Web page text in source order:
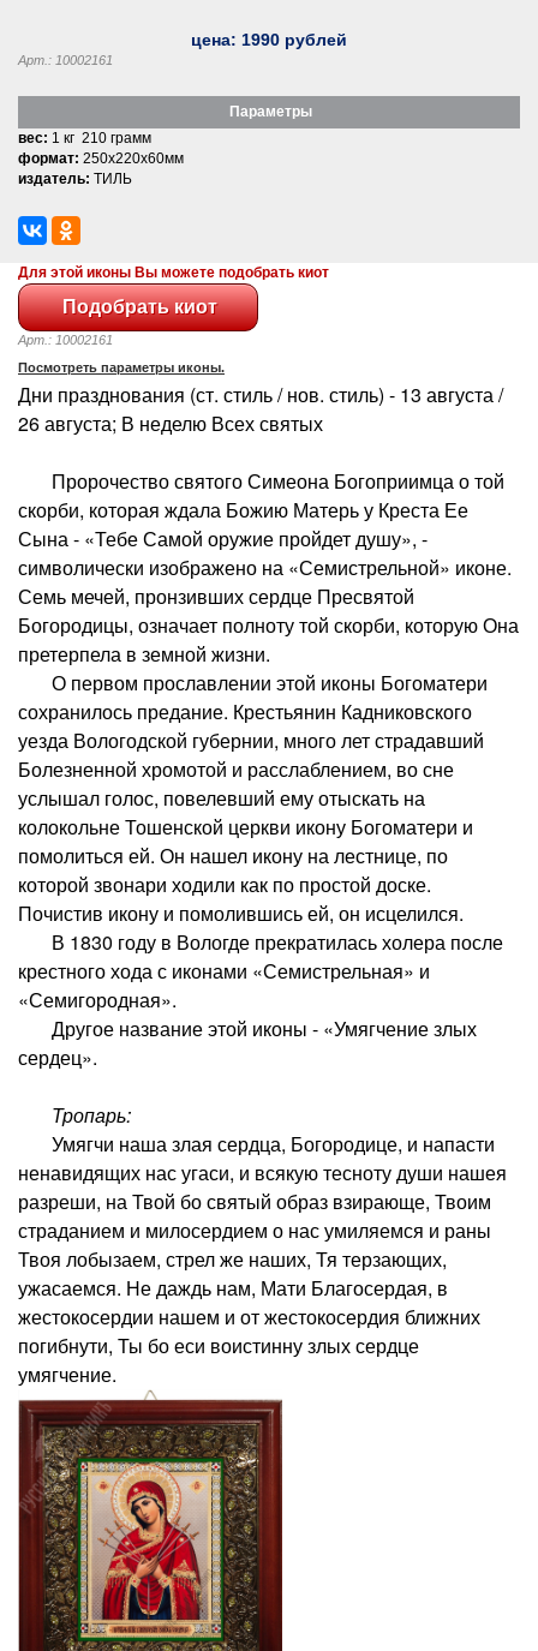
цена: 1990 рублей
Арт.: 10002161
Параметры
вес: 1 кг 210 грамм
формат: 250x220x60мм
издатель: ТИЛЬ
Для этой иконы Вы можете подобрать киот
Арт.: 10002161
Посмотреть параметры иконы.
Дни празднования (ст. стиль / нов. стиль) - 13 августа /
26 августа; В неделю Всех святых
Пророчество святого Симеона Богоприимца о той
скорби, которая ждала Божию Матерь у Креста Ее
Сына - «Тебе Самой оружие пройдет душу», -
символически изображено на «Семистрельной» иконе.
Семь мечей, пронзивших сердце Пресвятой
Богородицы, означает полноту той скорби, которую Она
претерпела в земной жизни.
О первом прославлении этой иконы Богоматери
сохранилось предание. Крестьянин Кадниковского
уезда Вологодской губернии, много лет страдавший
Болезненной хромотой и расслаблением, во сне
услышал голос, повелевший ему отыскать на
колокольне Тошенской церкви икону Богоматери и
помолиться ей. Он нашел икону на лестнице, по
которой звонари ходили как по простой доске.
Почистив икону и помолившись ей, он исцелился.
В 1830 году в Вологде прекратилась холера после
крестного хода с иконами «Семистрельная» и
«Семигородная».
Другое название этой иконы - «Умягчение злых
сердец».
Тропарь:
Умягчи наша злая сердца, Богородице, и напасти
ненавидящих нас угаси, и всякую тесноту души нашея
разреши, на Твой бо святый образ взирающе, Твоим
страданием и милосердием о нас умиляемся и раны
Твоя лобызаем, стрел же наших, Тя терзающих,
ужасаемся. Не даждь нам, Мати Благосердая, в
жестокосердии нашем и от жестокосердия ближних
погибнути, Ты бо еси воистинну злых сердце
умягчение.